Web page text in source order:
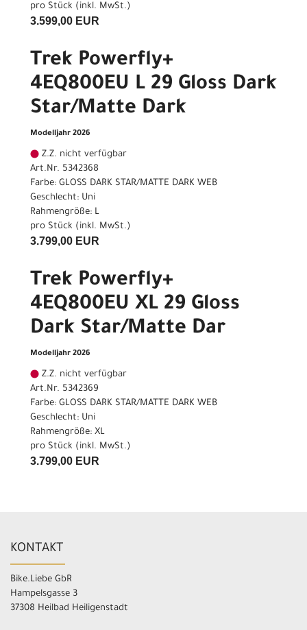
pro Stück (inkl. MwSt.)
3.599,00 EUR
Trek Powerfly+
4EQ800EU L 29 Gloss Dark
Star/Matte Dark
Modelljahr 2026
Z.Z. nicht verfügbar
Art.Nr. 5342368
Farbe: GLOSS DARK STAR/MATTE DARK WEB
Geschlecht: Uni
Rahmengröße: L
pro Stück (inkl. MwSt.)
3.799,00 EUR
Trek Powerfly+
4EQ800EU XL 29 Gloss
Dark Star/Matte Dar
Modelljahr 2026
Z.Z. nicht verfügbar
Art.Nr. 5342369
Farbe: GLOSS DARK STAR/MATTE DARK WEB
Geschlecht: Uni
Rahmengröße: XL
pro Stück (inkl. MwSt.)
3.799,00 EUR
KONTAKT
Bike.Liebe GbR
Hampelsgasse 3
37308 Heilbad Heiligenstadt